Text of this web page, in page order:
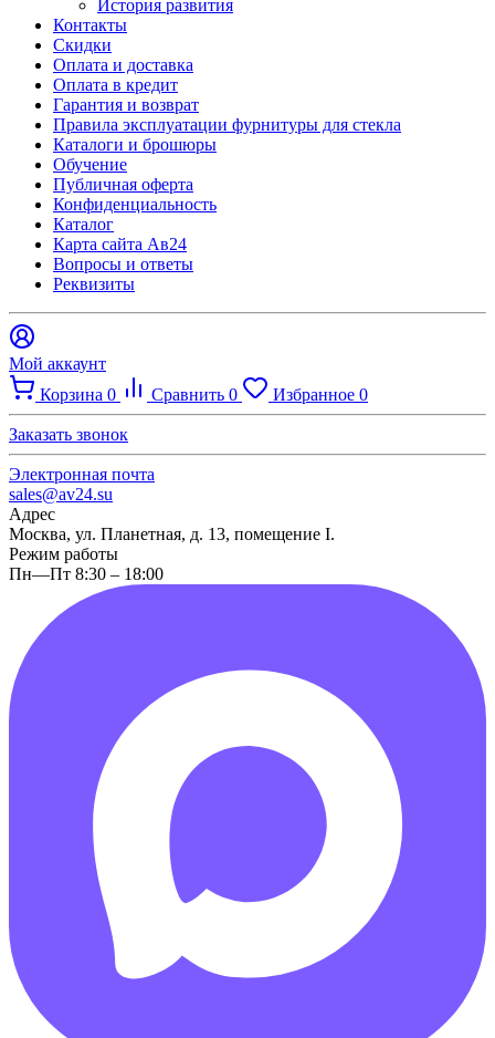
История развития
Контакты
Скидки
Оплата и доставка
Оплата в кредит
Гарантия и возврат
Правила эксплуатации фурнитуры для стекла
Каталоги и брошюры
Обучение
Публичная оферта
Конфиденциальность
Каталог
Карта сайта Ав24
Вопросы и ответы
Реквизиты
Мой аккаунт
Корзина 0 Сравнить 0 Избранное 0
Заказать звонок
Электронная почта
sales@av24.su
Адрес
Москва, ул. Планетная, д. 13, помещение I.
Режим работы
Пн—Пт 8:30 – 18:00